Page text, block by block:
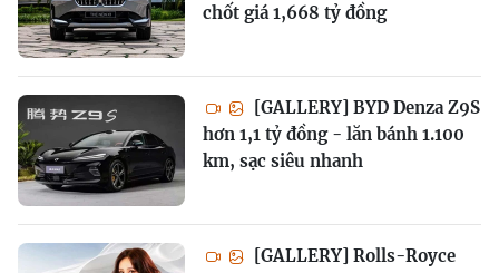
chốt giá 1,668 tỷ đồng
[GALLERY] BYD Denza Z9S
hơn 1,1 tỷ đồng - lăn bánh 1.100
km, sạc siêu nhanh
[GALLERY] Rolls-Royce